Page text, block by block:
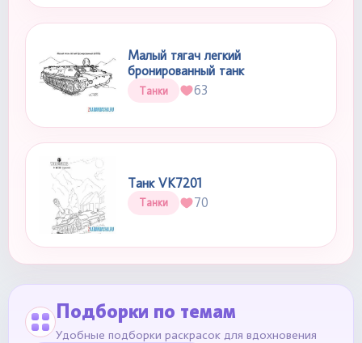
Малый тягач легкий
бронированный танк
Танки 63
Танк VK7201
Танки 70
Подборки по темам
Удобные подборки раскрасок для вдохновения